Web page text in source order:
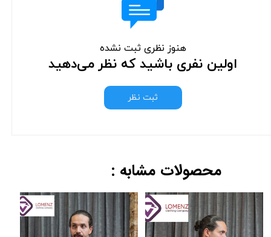
هنوز نظری ثبت نشده
اولین نفری باشید که نظر می‌دهید
ثبت نظر
محصولات مشابه :